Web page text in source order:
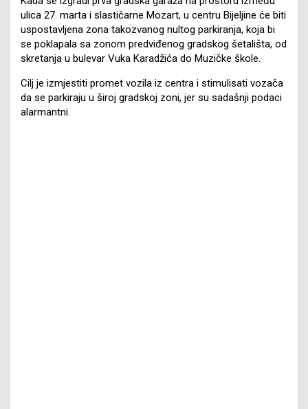
ulica 27. marta i slastičarne Mozart, u centru Bijeljine će biti
uspostavljena zona takozvanog nultog parkiranja, koja bi
se poklapala sa zonom predviđenog gradskog šetališta, od
skretanja u bulevar Vuka Karadžića do Muzičke škole.
Cilj je izmjestiti promet vozila iz centra i stimulisati vozača
da se parkiraju u široj gradskoj zoni, jer su sadašnji podaci
alarmantni.